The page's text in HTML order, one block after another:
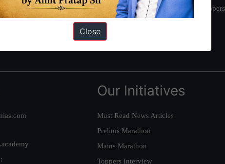
IAS AIR 1 4 times in the past 6 years. You can read about our toppers
Attempt Interview Preparation Guide
Our Initiatives
Must Read News Articles
Prelims Marathon
Mains Marathon
Toppers Interview
Close